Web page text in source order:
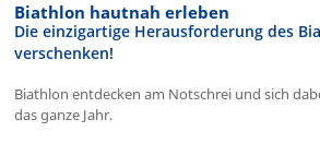
Biathlon hautnah erleben
Die einzigartige Herausforderung des
verschenken!
Biathlon entdecken am Notschrei und sich
das ganze Jahr.